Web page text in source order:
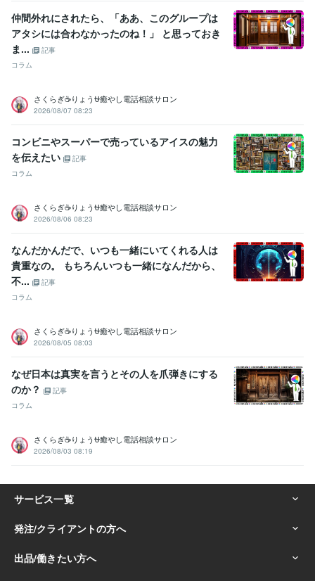
仲間外れにされたら、「ああ、このグループは
アタシには合わなかったのね！」 と思っておき
ま...
記事
コラム
さくらぎ☕りょう⛎癒やし電話相談サロン
2026/08/07 08:23
コンビニやスーパーで売っているアイスの魅力
を伝えたい
記事
コラム
さくらぎ☕りょう⛎癒やし電話相談サロン
2026/08/06 08:23
なんだかんだで、いつも一緒にいてくれる人は
貴重なの。 もちろんいつも一緒になんだから、
不...
記事
コラム
さくらぎ☕りょう⛎癒やし電話相談サロン
2026/08/05 08:03
なぜ日本は真実を言うとその人を爪弾きにする
のか？
記事
コラム
さくらぎ☕りょう⛎癒やし電話相談サロン
2026/08/03 08:19